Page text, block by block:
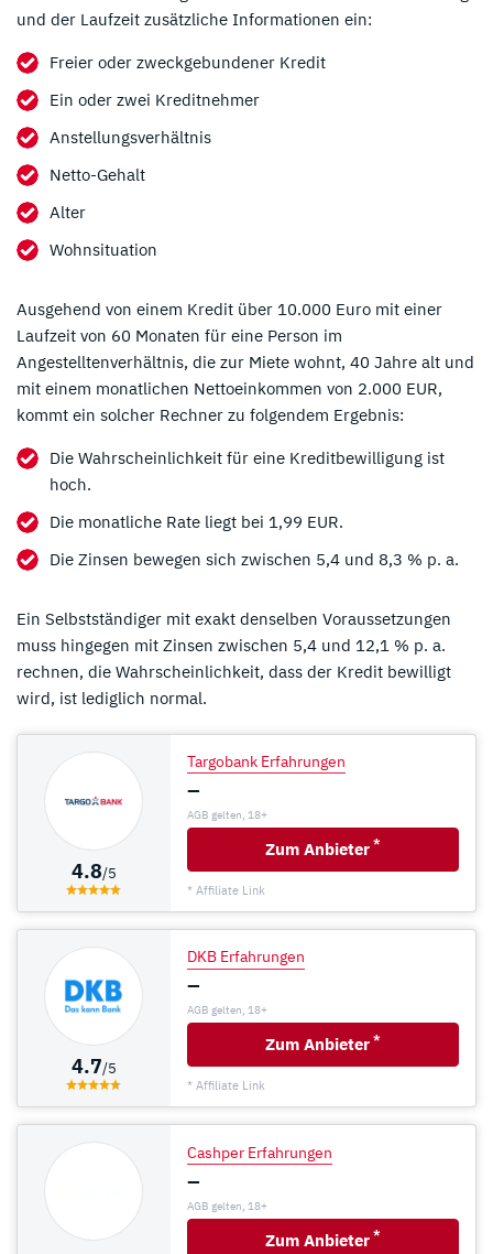
und der Laufzeit zusätzliche Informationen ein:
Freier oder zweckgebundener Kredit
Ein oder zwei Kreditnehmer
Anstellungsverhältnis
Netto-Gehalt
Alter
Wohnsituation
Ausgehend von einem Kredit über 10.000 Euro mit einer
Laufzeit von 60 Monaten für eine Person im
Angestelltenverhältnis, die zur Miete wohnt, 40 Jahre alt und
mit einem monatlichen Nettoeinkommen von 2.000 EUR,
kommt ein solcher Rechner zu folgendem Ergebnis:
Die Wahrscheinlichkeit für eine Kreditbewilligung ist
hoch.
Die monatliche Rate liegt bei 1,99 EUR.
Die Zinsen bewegen sich zwischen 5,4 und 8,3 % p. a.
Ein Selbstständiger mit exakt denselben Voraussetzungen
muss hingegen mit Zinsen zwischen 5,4 und 12,1 % p. a.
rechnen, die Wahrscheinlichkeit, dass der Kredit bewilligt
wird, ist lediglich normal.
4.8/5
Targobank Erfahrungen
–
AGB gelten, 18+
Zum Anbieter *
* Affiliate Link
4.7/5
DKB Erfahrungen
–
AGB gelten, 18+
Zum Anbieter *
* Affiliate Link
Cashper Erfahrungen
–
AGB gelten, 18+
Zum Anbieter *